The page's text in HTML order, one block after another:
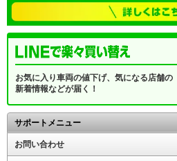
お気に入り車両の値下げ、気になる店舗の
新着情報などが届く！
サポートメニュー
お問い合わせ